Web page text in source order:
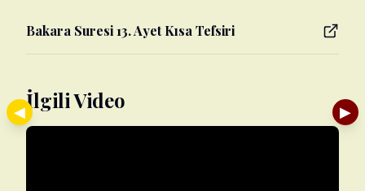
Bakara Suresi 13. Ayet Kısa Tefsiri
İlgili Video
◀ ▶